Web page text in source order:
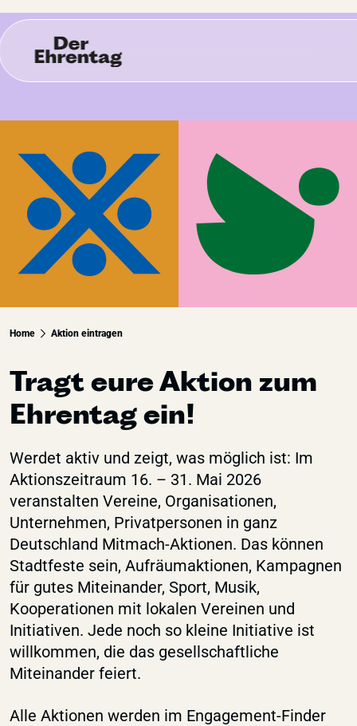
Wonach suchst du?
Über den Ehrentag
Im Fokus
Zum Newsletter anmelden
English
Weitere
Leichte Sprache
Gebärdensprache
FAQ
Presse
Kontakt
Home Aktion eintragen
Tragt eure Aktion zum
Ehrentag ein!
Werdet aktiv und zeigt, was möglich ist: Im
Aktionszeitraum 16. – 31. Mai 2026
veranstalten Vereine, Organisationen,
Unternehmen, Privatpersonen in ganz
Deutschland Mitmach-Aktionen. Das können
Stadtfeste sein, Aufräumaktionen, Kampagnen
für gutes Miteinander, Sport, Musik,
Kooperationen mit lokalen Vereinen und
Initiativen. Jede noch so kleine Initiative ist
willkommen, die das gesellschaftliche
Miteinander feiert.
Alle Aktionen werden im Engagement-Finder